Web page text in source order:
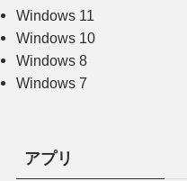
Windows 11
Windows 10
Windows 8
Windows 7
アプリ